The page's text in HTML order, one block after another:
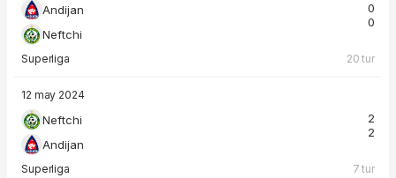
Andijan
Neftchi
0
0
Superliga 20 tur
12 may 2024
Neftchi
Andijan
2
2
Superliga 7 tur